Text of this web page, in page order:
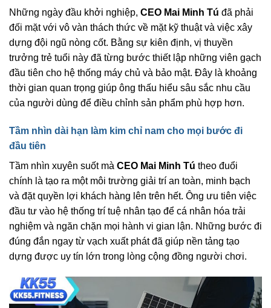
Những ngày đầu khởi nghiệp, CEO Mai Minh Tú đã phải
đối mặt với vô vàn thách thức về mặt kỹ thuật và việc xây
dựng đội ngũ nòng cốt. Bằng sự kiên định, vị thuyền
trưởng trẻ tuổi này đã từng bước thiết lập những viên gạch
đầu tiên cho hệ thống máy chủ và bảo mật. Đây là khoảng
thời gian quan trọng giúp ông thấu hiểu sâu sắc nhu cầu
của người dùng để điều chỉnh sản phẩm phù hợp hơn.
Tầm nhìn dài hạn làm kim chỉ nam cho mọi bước đi
đầu tiên
Tầm nhìn xuyên suốt mà CEO Mai Minh Tú theo đuổi
chính là tạo ra một môi trường giải trí an toàn, minh bạch
và đặt quyền lợi khách hàng lên trên hết. Ông ưu tiên việc
đầu tư vào hệ thống trí tuệ nhân tạo để cá nhân hóa trải
nghiệm và ngăn chặn mọi hành vi gian lận. Những bước đi
đúng đắn ngay từ vạch xuất phát đã giúp nền tảng tạo
dựng được uy tín lớn trong lòng cộng đồng người chơi.